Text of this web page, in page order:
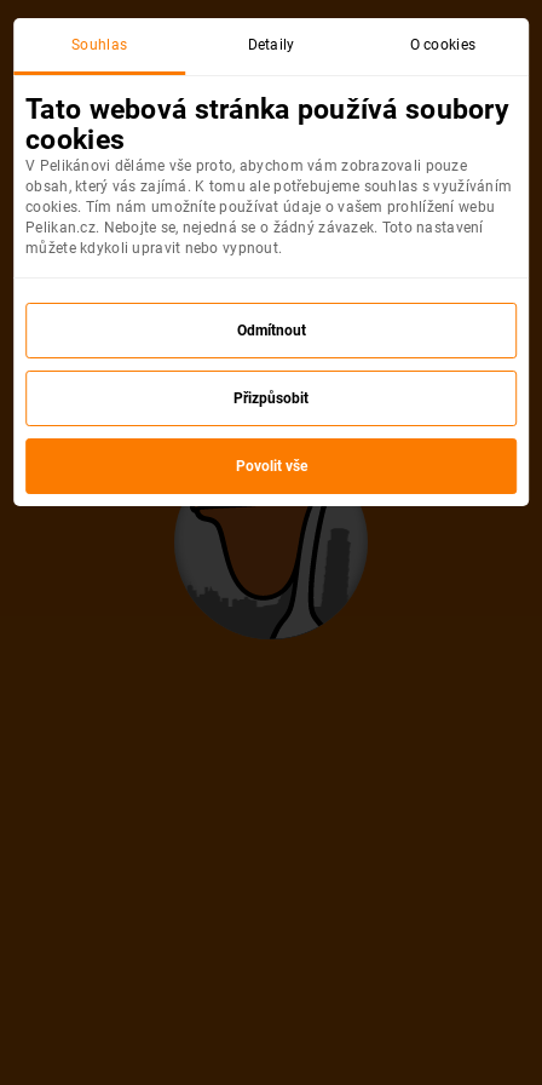
Akční letenkyJohannesburg
Nejlevněji
od12 790 Kč
Nejnovější
od12 790 Kč
Nejprodávanější
od12 790 Kč
Nejdále
od12 790 Kč
od12 790Kč
Vídeň
JNB
Johannesburg Vídeň
Souhlas Detaily O cookies
Tato webová stránka používá soubory
cookies
V Pelikánovi děláme vše proto, abychom vám zobrazovali pouze
obsah, který vás zajímá. K tomu ale potřebujeme souhlas s využíváním
cookies. Tím nám umožníte používat údaje o vašem prohlížení webu
Pelikan.cz. Nebojte se, nejedná se o žádný závazek. Toto nastavení
můžete kdykoli upravit nebo vypnout.
Odmítnout
Přizpůsobit
Povolit vše